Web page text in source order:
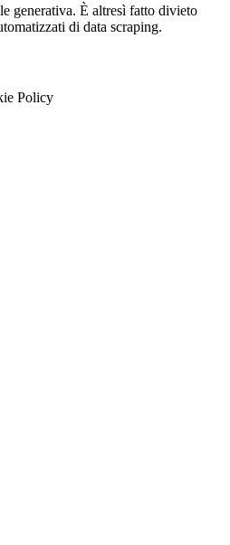
generativa. È altresì fatto divieto
di data scraping.
Policy